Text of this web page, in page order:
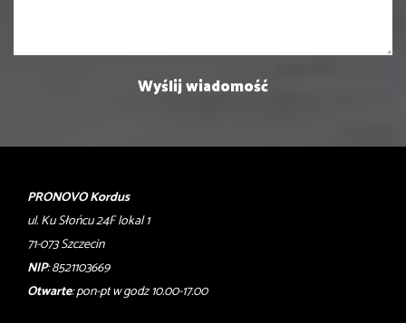
PRONOVO Kordus
ul. Ku Słońcu 24F lokal 1
71-073 Szczecin
NIP: 8521103669
Otwarte: pon-pt w godz 10.00-17.00